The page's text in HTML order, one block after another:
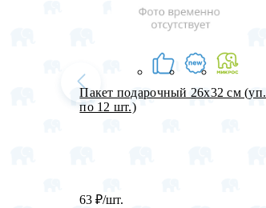
Пакет подарочный 26х32 см (уп.
по 12 шт.)
63₽/шт.